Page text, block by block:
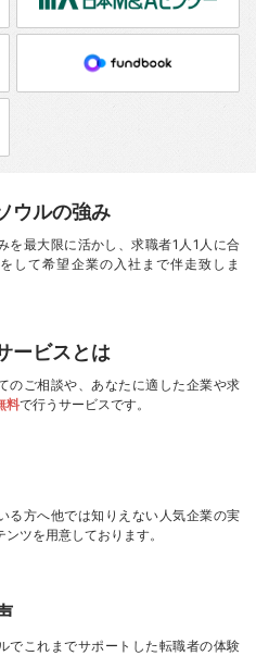
ウルの強み
を最大限に活かし、求職者1人1人に合
して希望企業の入社まで伴走致しま
ービスとは
のご相談や、あなたに適した企業や求
料で行うサービスです。
る方へ他では知りえない人気企業の実
ンツを用意しております。
でこれまでサポートした転職者の体験